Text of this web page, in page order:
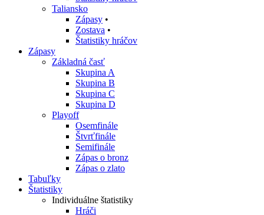
Taliansko
Zápasy •
Zostava •
Štatistiky hráčov
Zápasy
Základná časť
Skupina A
Skupina B
Skupina C
Skupina D
Playoff
Osemfinále
Štvrťfinále
Semifinále
Zápas o bronz
Zápas o zlato
Tabuľky
Štatistiky
Individuálne štatistiky
Hráči